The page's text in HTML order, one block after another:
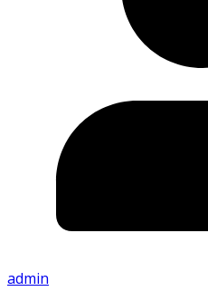
admin